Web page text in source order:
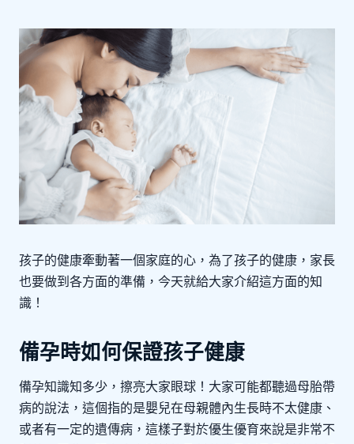
孩子的健康牽動著一個家庭的心，為了孩子的健康，家長
也要做到各方面的準備，今天就給大家介紹這方面的知
識！
備孕時如何保證孩子健康
備孕知識知多少，擦亮大家眼球！大家可能都聽過母胎帶
病的說法，這個指的是嬰兒在母親體內生長時不太健康、
或者有一定的遺傳病，這樣子對於優生優育來說是非常不